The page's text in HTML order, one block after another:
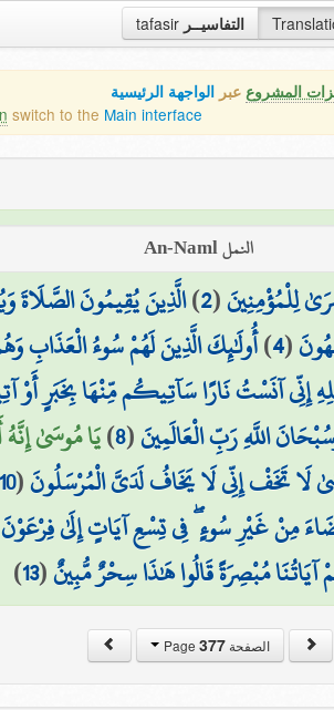
tafasir التفاسيــر
المشروع عبر الواجهة الرئيسية
switch to the Main interface
النمل An-Naml
لِلْمُؤْمِنِينَ(
2
)الَّذِينَ يُقِيمُونَ الصَّلَاةَ
(
4
)أُولَٰئِكَ الَّذِينَ لَهُمْ سُوءُ الْعَذَابِ
إِنِّي آنَسْتُ نَارًا سَآتِيكُم مِّنْهَا
اللَّهِ رَبِّ الْعَالَمِينَ(
8
)يَا مُوسَىٰ إِنَّهُ
لَا تَخَفْ إِنِّي لَا يَخَافُ لَدَيَّ الْمُرْسَلُونَ(
10
غَيْرِ سُوءٍ ۖ فِي تِسْعِ آيَاتٍ إِلَىٰ فِرْعَوْنَ
آيَاتُنَا مُبْصِرَةً قَالُوا هَٰذَا سِحْرٌ مُّبِينٌ(
13
)
الصفحة Page377